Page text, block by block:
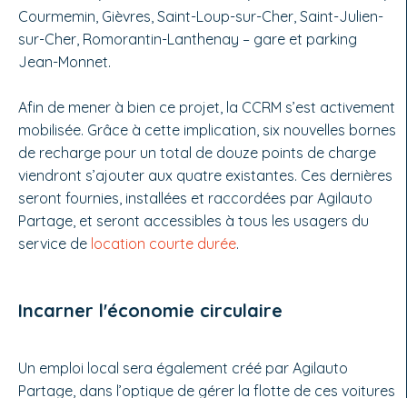
Courmemin, Gièvres, Saint-Loup-sur-Cher, Saint-Julien-
sur-Cher, Romorantin-Lanthenay – gare et parking
Jean-Monnet.
Afin de mener à bien ce projet, la CCRM s’est activement
mobilisée. Grâce à cette implication, six nouvelles bornes
de recharge pour un total de douze points de charge
viendront s’ajouter aux quatre existantes. Ces dernières
seront fournies, installées et raccordées par Agilauto
Partage, et seront accessibles à tous les usagers du
service de location courte durée.
Incarner l'économie circulaire
Un emploi local sera également créé par Agilauto
Partage, dans l’optique de gérer la flotte de ces voitures